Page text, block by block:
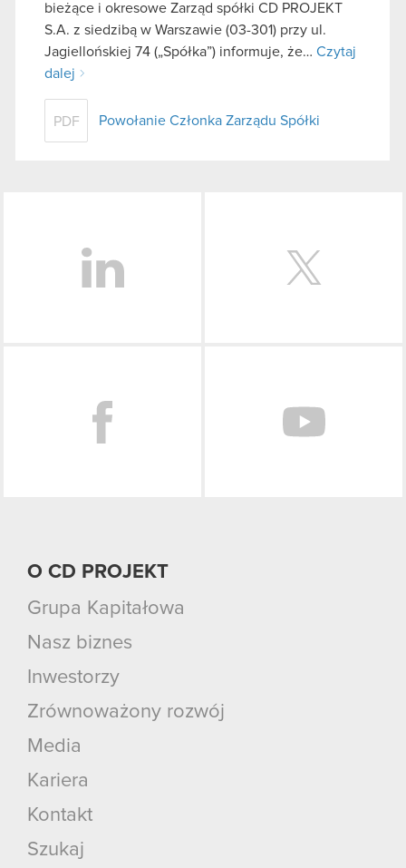
bieżące i okresowe Zarząd spółki CD PROJEKT
S.A. z siedzibą w Warszawie (03-301) przy ul.
Jagiellońskiej 74 („Spółka”) informuje, że… Czytaj
dalej
PDF Powołanie Członka Zarządu Spółki
O CD PROJEKT
Grupa Kapitałowa
Nasz biznes
Inwestorzy
Zrównoważony rozwój
Media
Kariera
Kontakt
Szukaj